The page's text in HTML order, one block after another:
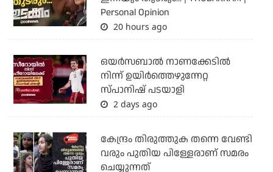
Personal Opinion
20 hours ago
ഒയര്‍സബാൽ നാണക്കേടിൽ
നിന്ന് ഉയിർത്തെഴുന്നേറ്റ
സ്പാനിഷ് പടയാളി
2 days ago
കേന്ദ്രം തിരുത്തുക തന്നെ വേണ്ടി
വരും പുതിയ പിള്ളേരാണ് സമരം
ചെയ്യുന്നത്